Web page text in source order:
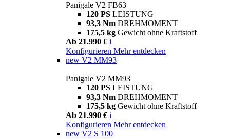
Panigale V2 FB63
120 PS LEISTUNG
93,3 Nm DREHMOMENT
175,5 kg Gewicht ohne Kraftstoff
Ab 21.990 € i
Konfigurieren Mehr entdecken
new V2 MM93
Panigale V2 MM93
120 PS LEISTUNG
93,3 Nm DREHMOMENT
175,5 kg Gewicht ohne Kraftstoff
Ab 21.990 € i
Konfigurieren Mehr entdecken
new V2 S 100